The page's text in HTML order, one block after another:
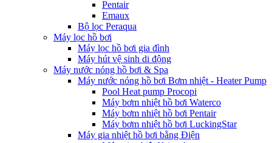
Pentair
Emaux
Bộ lọc Peraqua
Máy lọc hồ bơi
Máy lọc hồ bơi gia đình
Máy hút vệ sinh di động
Máy nước nóng hồ bơi & Spa
Máy nước nóng hồ bơi Bơm nhiệt - Heater Pump
Pool Heat pump Procopi
Máy bơm nhiệt hồ bơi Waterco
Máy bơm nhiệt hồ bơi Pentair
Máy bơm nhiệt hồ bơi LuckingStar
Máy gia nhiệt hồ bơi bằng Điện